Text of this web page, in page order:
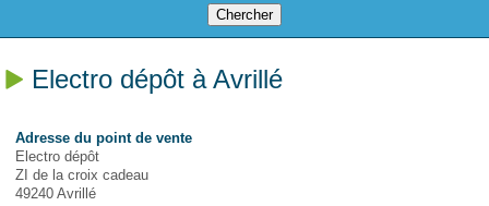
Electro dépôt à Avrillé
Adresse du point de vente
Electro dépôt
ZI de la croix cadeau
49240 Avrillé